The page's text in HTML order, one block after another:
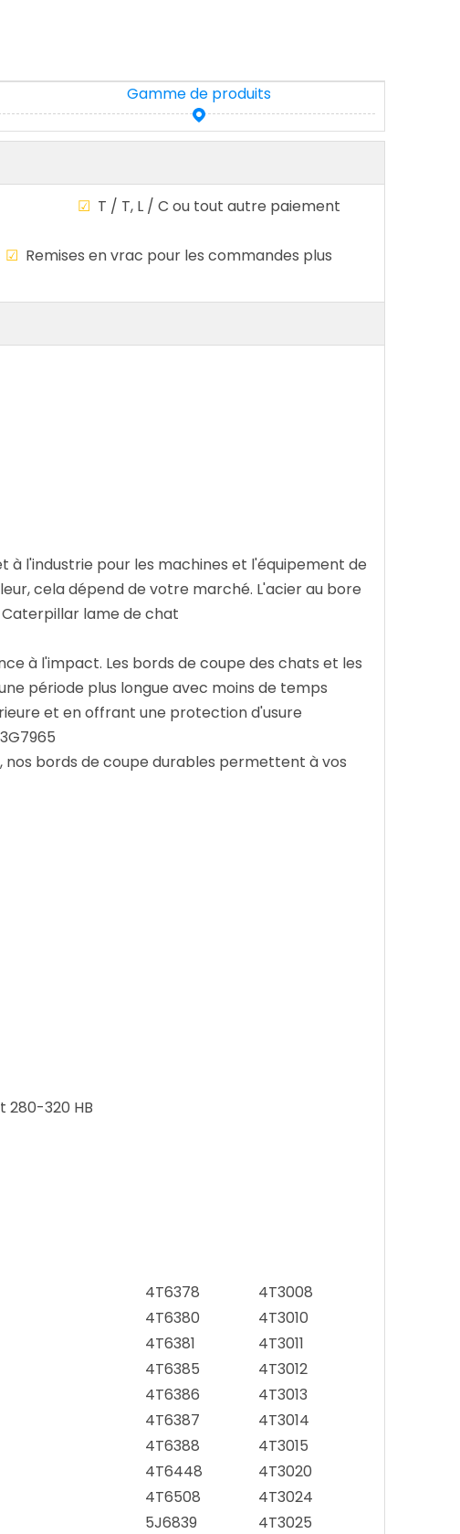
Gamme de produits
☑ T / T, L / C ou tout autre paiement
☑ Remises en vrac pour les commandes plus
l'industrie pour les machines et l'équipement de
cela dépend de votre marché. L'acier au bore
lame de chat
à l'impact. Les bords de coupe des chats et les
période plus longue avec moins de temps
et en offrant une protection d'usure
bords de coupe durables permettent à vos
280-320 HB
4T6378
4T3008
4T6380
4T3010
4T6381
4T3011
4T6385
4T3012
4T6386
4T3013
4T6387
4T3014
4T6388
4T3015
4T6448
4T3020
4T6508
4T3024
5J6839
4T3025